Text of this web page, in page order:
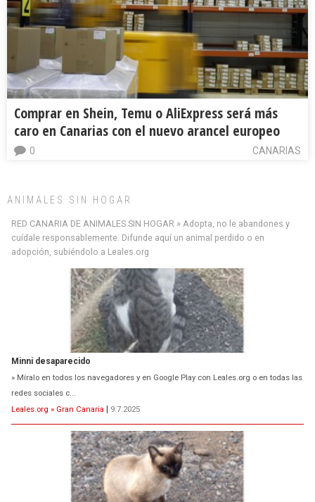
Comprar en Shein, Temu o AliExpress será más
caro en Canarias con el nuevo arancel europeo
CANARIAS
0
ANIMALES SIN HOGAR
RED CANARIA DE ANIMALES SIN HOGAR » Adopta, no le abandones y
cuídale responsablemente. Difunde aquí un animal perdido o en
adopción, subiéndolo a Leales.org
Minni desaparecido
» Míralo en todos los navegadores y en Google Play con Leales.org o en todas las
redes sociales c...
Leales.org » Gran Canaria | 9.7.2025